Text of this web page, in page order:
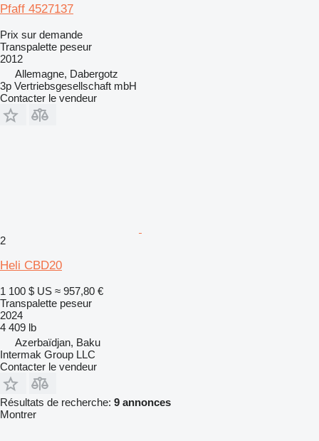
Pfaff 4527137
Prix sur demande
Transpalette peseur
2012
Allemagne, Dabergotz
3p Vertriebsgesellschaft mbH
Contacter le vendeur
2
Heli CBD20
1 100 $ US ≈ 957,80 €
Transpalette peseur
2024
4 409 lb
Azerbaïdjan, Baku
Intermak Group LLC
Contacter le vendeur
Résultats de recherche: 9 annonces
Montrer